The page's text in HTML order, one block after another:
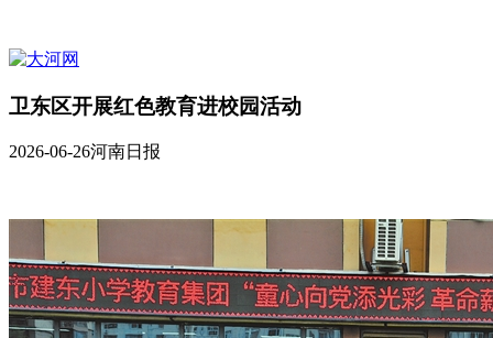
卫东区开展红色教育进校园活动
2026-06-26河南日报